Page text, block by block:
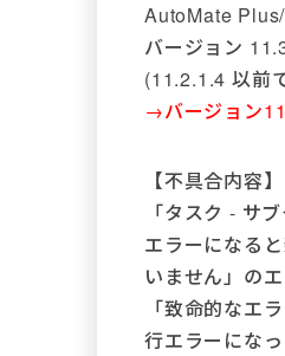
AutoMate
バージョン
(11.2.1.4 以前
→バージョン
【不具合内容】
「タスク - サ
エラーになる
いません」の
「致命的なエ
行エラーにな